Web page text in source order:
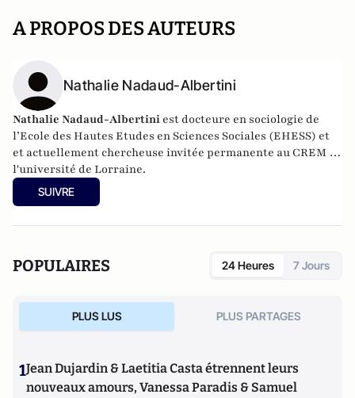
A PROPOS DES AUTEURS
Nathalie Nadaud-Albertini
Nathalie Nadaud-Albertini est docteure en sociologie de
l’Ecole des Hautes Etudes en Sciences Sociales (EHESS) et
et actuellement chercheuse invitée permanente au CREM de
l'université de Lorraine.
SUIVRE
POPULAIRES 24 Heures 7 Jours
PLUS LUS PLUS PARTAGES
1Jean Dujardin & Laetitia Casta étrennent leurs
nouveaux amours, Vanessa Paradis & Samuel